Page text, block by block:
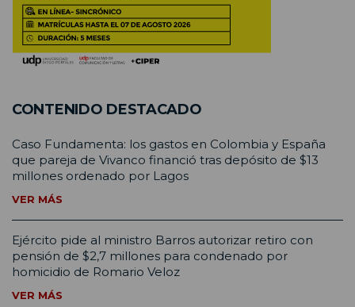
CONTENIDO DESTACADO
Caso Fundamenta: los gastos en Colombia y España
que pareja de Vivanco financió tras depósito de $13
millones ordenado por Lagos
VER MÁS
Ejército pide al ministro Barros autorizar retiro con
pensión de $2,7 millones para condenado por
homicidio de Romario Veloz
VER MÁS